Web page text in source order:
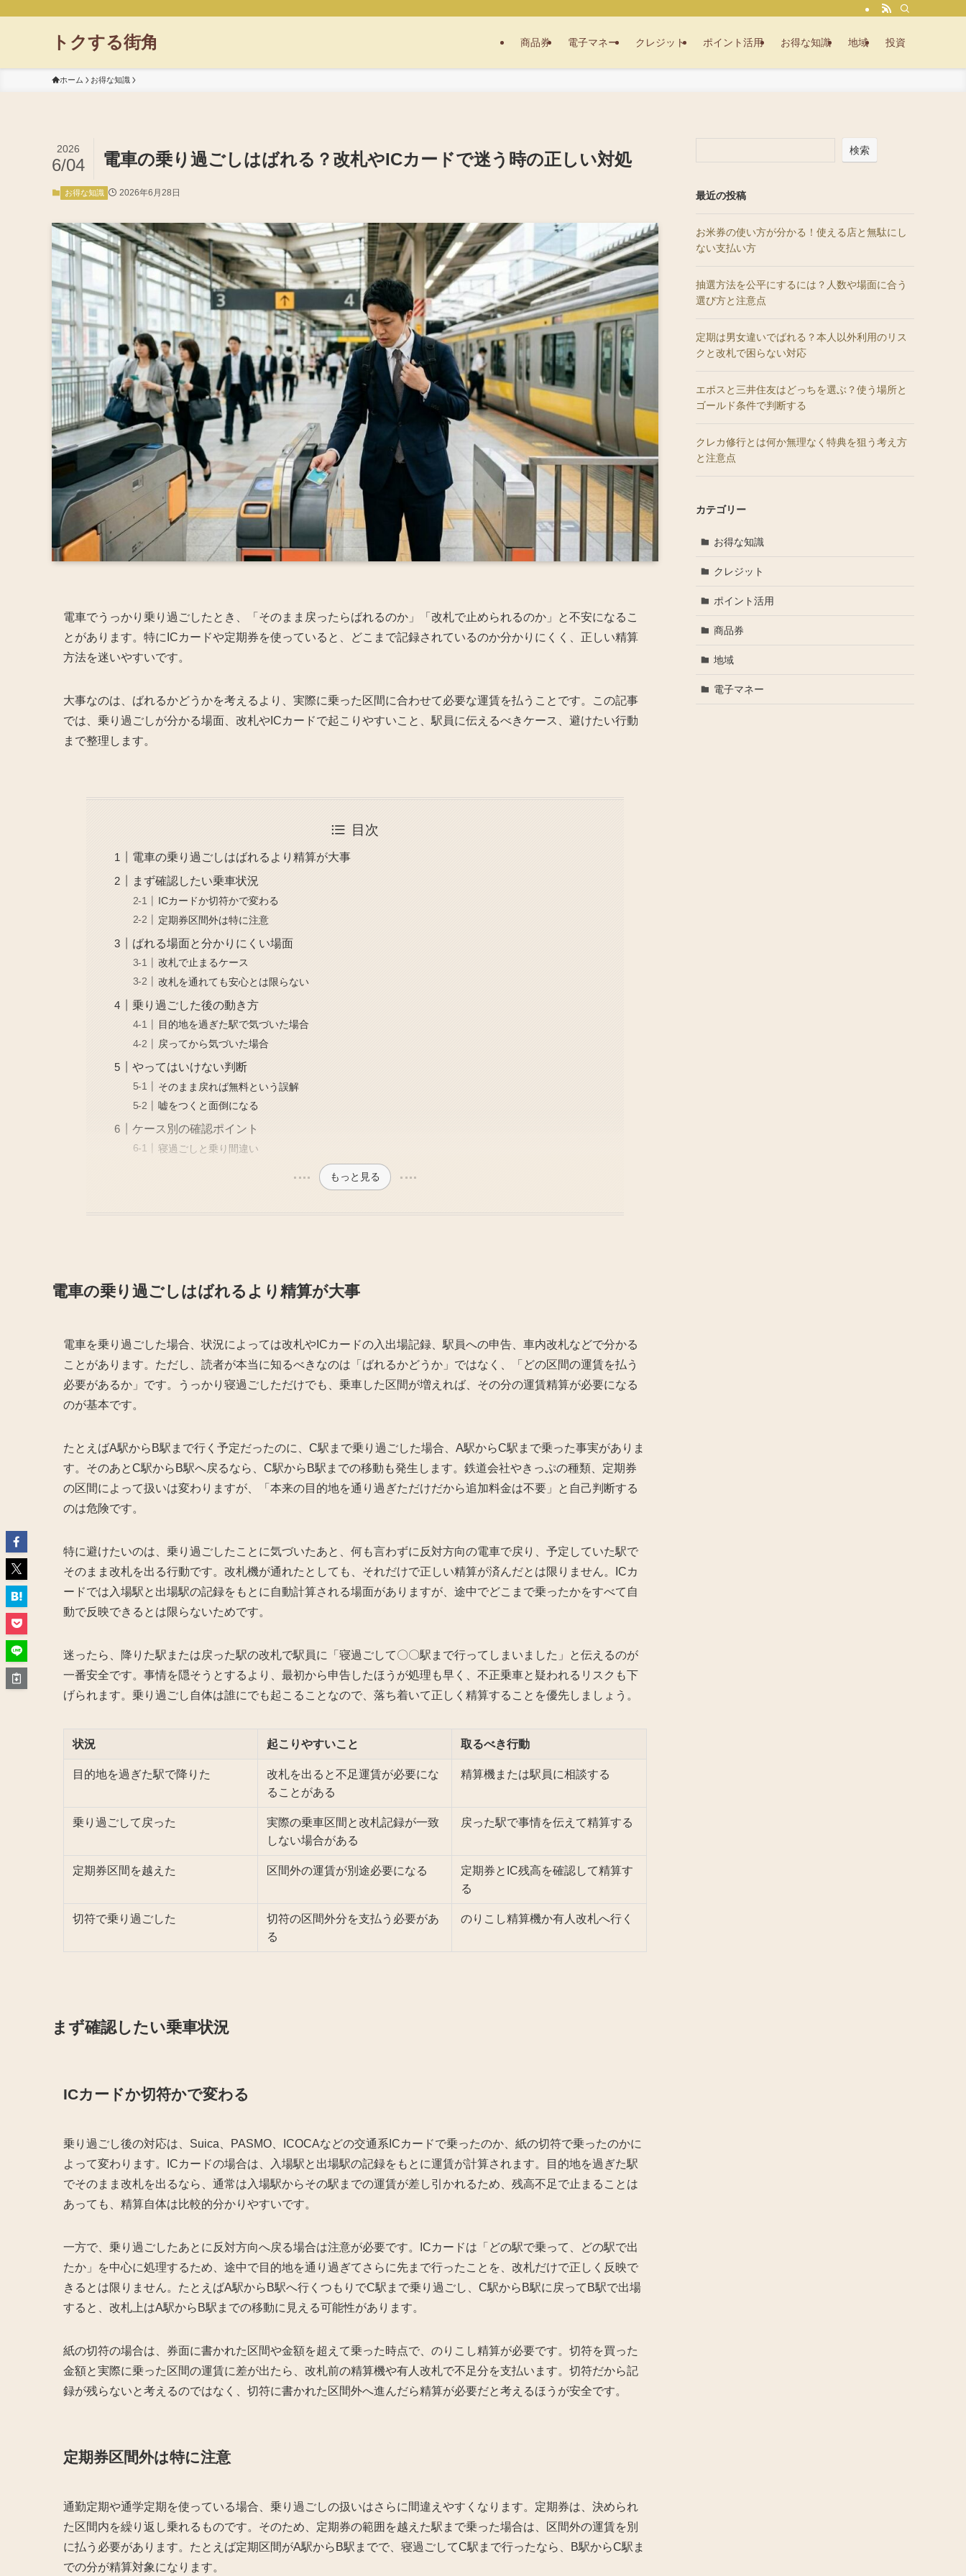
トクする街角 商品券 電子マネー クレジット ポイント活用 お得な知識 地域 投資
ホーム お得な知識
電車の乗り過ごしはばれる？改札やICカードで迷う時の正しい対処
2026
6/04
お得な知識 2026年6月28日
電車でうっかり乗り過ごしたとき、「そのまま戻ったらばれるのか」「改札で止められるのか」と不安になるこ
とがあります。特にICカードや定期券を使っていると、どこまで記録されているのか分かりにくく、正しい精算
方法を迷いやすいです。
大事なのは、ばれるかどうかを考えるより、実際に乗った区間に合わせて必要な運賃を払うことです。この記事
では、乗り過ごしが分かる場面、改札やICカードで起こりやすいこと、駅員に伝えるべきケース、避けたい行動
まで整理します。
目次
電車の乗り過ごしはばれるより精算が大事
まず確認したい乗車状況
ICカードか切符かで変わる
定期券区間外は特に注意
ばれる場面と分かりにくい場面
改札で止まるケース
改札を通れても安心とは限らない
乗り過ごした後の動き方
目的地を過ぎた駅で気づいた場合
戻ってから気づいた場合
やってはいけない判断
そのまま戻れば無料という誤解
嘘をつくと面倒になる
ケース別の確認ポイント
寝過ごしと乗り間違い
もっと見る
電車の乗り過ごしはばれるより精算が大事
電車を乗り過ごした場合、状況によっては改札やICカードの入出場記録、駅員への申告、車内改札などで分かる
ことがあります。ただし、読者が本当に知るべきなのは「ばれるかどうか」ではなく、「どの区間の運賃を払う
必要があるか」です。うっかり寝過ごしただけでも、乗車した区間が増えれば、その分の運賃精算が必要になる
のが基本です。
たとえばA駅からB駅まで行く予定だったのに、C駅まで乗り過ごした場合、A駅からC駅まで乗った事実がありま
す。そのあとC駅からB駅へ戻るなら、C駅からB駅までの移動も発生します。鉄道会社やきっぷの種類、定期券
の区間によって扱いは変わりますが、「本来の目的地を通り過ぎただけだから追加料金は不要」と自己判断する
のは危険です。
特に避けたいのは、乗り過ごしたことに気づいたあと、何も言わずに反対方向の電車で戻り、予定していた駅で
そのまま改札を出る行動です。改札機が通れたとしても、それだけで正しい精算が済んだとは限りません。ICカ
ードでは入場駅と出場駅の記録をもとに自動計算される場面がありますが、途中でどこまで乗ったかをすべて自
動で反映できるとは限らないためです。
迷ったら、降りた駅または戻った駅の改札で駅員に「寝過ごして〇〇駅まで行ってしまいました」と伝えるのが
一番安全です。事情を隠そうとするより、最初から申告したほうが処理も早く、不正乗車と疑われるリスクも下
げられます。乗り過ごし自体は誰にでも起こることなので、落ち着いて正しく精算することを優先しましょう。
状況 起こりやすいこと 取るべき行動
目的地を過ぎた駅で降りた
改札を出ると不足運賃が必要にな
ることがある
精算機または駅員に相談する
乗り過ごして戻った
実際の乗車区間と改札記録が一致
しない場合がある
戻った駅で事情を伝えて精算する
定期券区間を越えた 区間外の運賃が別途必要になる
定期券とIC残高を確認して精算す
る
切符で乗り過ごした
切符の区間外分を支払う必要があ
る
のりこし精算機か有人改札へ行く
まず確認したい乗車状況
ICカードか切符かで変わる
乗り過ごし後の対応は、Suica、PASMO、ICOCAなどの交通系ICカードで乗ったのか、紙の切符で乗ったのかに
よって変わります。ICカードの場合は、入場駅と出場駅の記録をもとに運賃が計算されます。目的地を過ぎた駅
でそのまま改札を出るなら、通常は入場駅からその駅までの運賃が差し引かれるため、残高不足で止まることは
あっても、精算自体は比較的分かりやすいです。
一方で、乗り過ごしたあとに反対方向へ戻る場合は注意が必要です。ICカードは「どの駅で乗って、どの駅で出
たか」を中心に処理するため、途中で目的地を通り過ぎてさらに先まで行ったことを、改札だけで正しく反映で
きるとは限りません。たとえばA駅からB駅へ行くつもりでC駅まで乗り過ごし、C駅からB駅に戻ってB駅で出場
すると、改札上はA駅からB駅までの移動に見える可能性があります。
紙の切符の場合は、券面に書かれた区間や金額を超えて乗った時点で、のりこし精算が必要です。切符を買った
金額と実際に乗った区間の運賃に差が出たら、改札前の精算機や有人改札で不足分を支払います。切符だから記
録が残らないと考えるのではなく、切符に書かれた区間外へ進んだら精算が必要だと考えるほうが安全です。
定期券区間外は特に注意
通勤定期や通学定期を使っている場合、乗り過ごしの扱いはさらに間違えやすくなります。定期券は、決められ
た区間内を繰り返し乗れるものです。そのため、定期券の範囲を越えた駅まで乗った場合は、区間外の運賃を別
に払う必要があります。たとえば定期区間がA駅からB駅までで、寝過ごしてC駅まで行ったなら、B駅からC駅ま
での分が精算対象になります。
検索
最近の投稿
お米券の使い方が分かる！使える店と無駄にし
ない支払い方
抽選方法を公平にするには？人数や場面に合う
選び方と注意点
定期は男女違いでばれる？本人以外利用のリス
クと改札で困らない対応
エポスと三井住友はどっちを選ぶ？使う場所と
ゴールド条件で判断する
クレカ修行とは何か無理なく特典を狙う考え方
と注意点
カテゴリー
お得な知識
クレジット
ポイント活用
商品券
地域
電子マネー